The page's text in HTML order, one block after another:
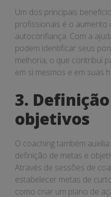
Um dos principais
profissionais é o
autoconfiança. Com a
podem identificar seus
melhoria, o que contribui
em si mesmos e em suas
3.
objetivos
O coaching também
definição de metas e
Através de sessões de
estabelecer metas de
como criar um plano de